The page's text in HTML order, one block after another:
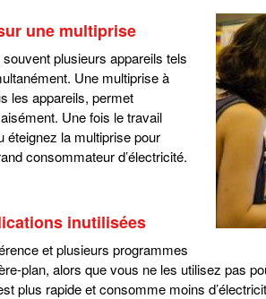
une multiprise
plusieurs appareils tels
Une multiprise à
les appareils, permet
Une fois le travail
éteignez la multiprise pour
consommateur d’électricité.
inutilisées
et plusieurs programmes
plan, alors que vous ne les utilisez pas
plus rapide et consomme moins